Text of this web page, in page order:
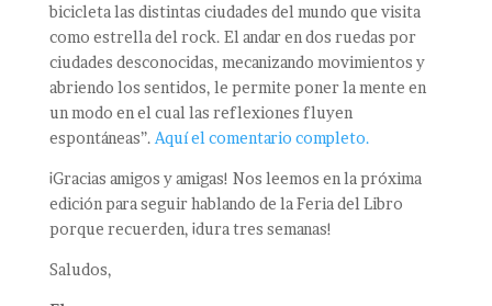
bicicleta las distintas ciudades del mundo que visita
como estrella del rock. El andar en dos ruedas por
ciudades desconocidas, mecanizando movimientos y
abriendo los sentidos, le permite poner la mente en
un modo en el cual las reflexiones fluyen
espontáneas”. Aquí el comentario completo.
¡Gracias amigos y amigas! Nos leemos en la próxima
edición para seguir hablando de la Feria del Libro
porque recuerden, ¡dura tres semanas!
Saludos,